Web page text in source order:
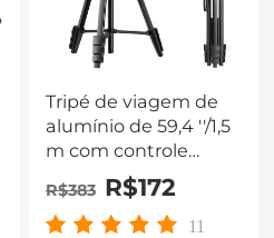
Tripé de viagem de
alumínio de 59,4 ''/1,5
m com controle
remoto Bluetooth e
altura ajustável (17-60
polegadas) - Leve
R$383 R$172
11